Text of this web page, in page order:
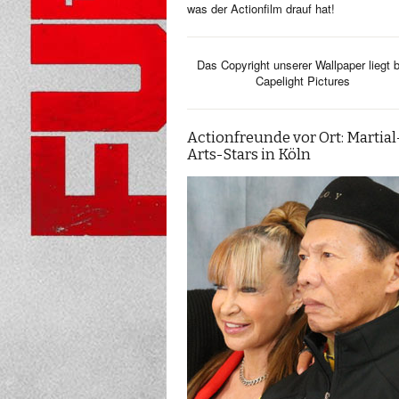
was der Actionfilm drauf hat!
Das Copyright unserer Wallpaper liegt
Capelight Pictures
Actionfreunde vor Ort:
Arts-Stars in Köln